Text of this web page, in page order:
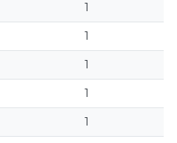
1
1
1
1
1